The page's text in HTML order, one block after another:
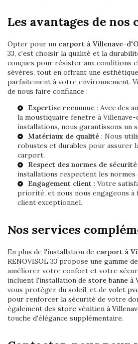
Les avantages de nos
Opter pour un carport à Villenave-
33, c'est choisir la qualité et la
conçues pour résister aux conditions
sévères, tout en offrant une
parfaitement à votre environnement.
de nous faire confiance :
Expertise reconnue : Avec des
la moustiquaire fenetre à
installations, nous garantissons un
Matériaux de qualité : Nous
robustes et durables pour assurer
carport.
Respect des normes de sécurité
installations respectent les normes
Engagement client : Votre
priorité, et nous nous engageons à
client exceptionnel.
Nos services
En plus de l'installation de carport à
RENOVISOL 33 propose une gamme
améliorer votre confort et votre
incluent l'installation de store banne à
vous protéger du soleil, et de volet
pour renforcer la sécurité de votre
également des store vénitien à
touche d'élégance supplémentaire.